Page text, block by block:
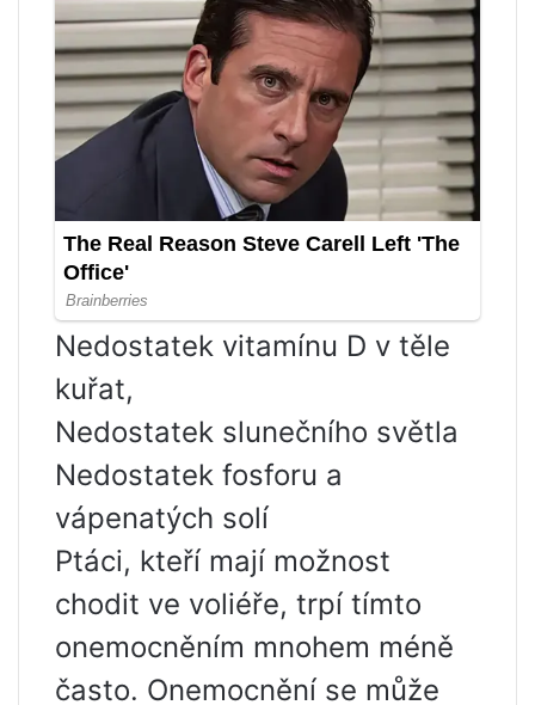
Nedostatek vitamínu D v těle
kuřat,
Nedostatek slunečního světla
Nedostatek fosforu a
vápenatých solí
Ptáci, kteří mají možnost
chodit ve voliéře, trpí tímto
onemocněním mnohem méně
často. Onemocnění se může